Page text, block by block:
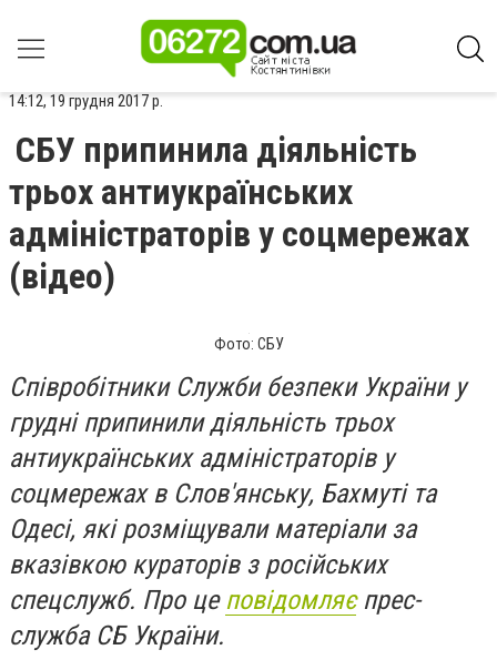
14:12, 19 грудня 2017 р.
СБУ припинила діяльність
трьох антиукраїнських
адміністраторів у соцмережах
(відео)
Фото: СБУ
Співробітники Служби безпеки України у
грудні припинили діяльність трьох
антиукраїнських адміністраторів у
соцмережах в Слов'янську, Бахмуті та
Одесі, які розміщували матеріали за
вказівкою кураторів з російських
спецслужб. Про цеповідомляєпрес-
служба СБ України.